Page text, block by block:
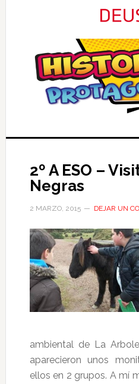
2º A ESO –
Negras
2 MARZO, 2015 DEJAR UN
ambiental de La
aparecieron unos
ellos en 2 grupos. A mí